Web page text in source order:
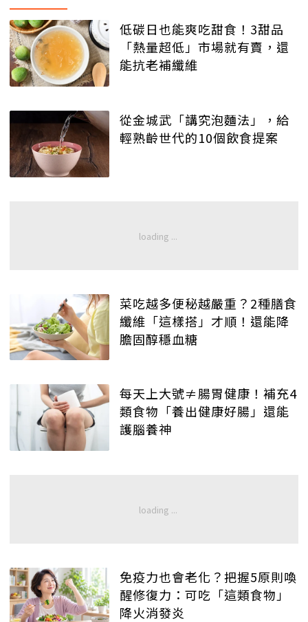
低碳日也能爽吃甜食！3甜品
「熱量超低」市場就有賣，還
能抗老補纖維
從金城武「講究泡麵法」，給
輕熟齡世代的10個飲食提案
菜吃越多便秘越嚴重？2種膳食
纖維「這樣搭」才順！還能降
膽固醇穩血糖
每天上大號≠腸胃健康！補充4
類食物「養出健康好腸」還能
護腦養神
免疫力也會老化？把握5原則喚
醒修復力：可吃「這類食物」
降火消發炎